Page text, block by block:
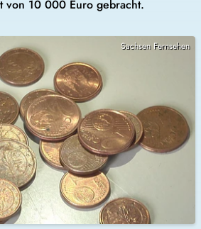
von 10 000 Euro gebracht.
Sachsen Fernsehen